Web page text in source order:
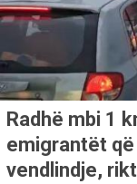
Radhë mbi 1
emigrantët
vendlindje,